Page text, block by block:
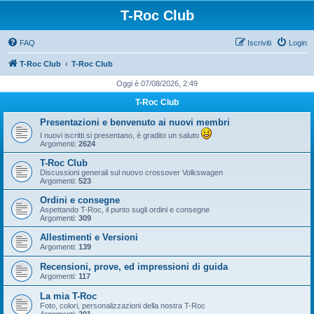
T-Roc Club
FAQ Login
Iscriviti
T-Roc Club T-Roc Club
Oggi è 07/08/2026, 2:49
T-Roc Club
Presentazioni e benvenuto ai nuovi membri
I nuovi iscritti si presentano, è gradito un saluto
Argomenti: 2624
T-Roc Club
Discussioni generali sul nuovo crossover Volkswagen
Argomenti: 523
Ordini e consegne
Aspettando T-Roc, il punto sugli ordini e consegne
Argomenti: 309
Allestimenti e Versioni
Argomenti: 139
Recensioni, prove, ed impressioni di guida
Argomenti: 117
La mia T-Roc
Foto, colori, personalizzazioni della nostra T-Roc